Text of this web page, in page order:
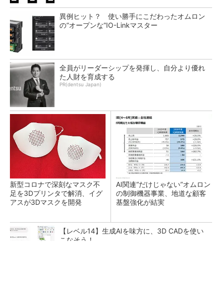
異例ヒット？ 使い勝手にこだわったオムロン
の“オープンな”IO-Linkマスター
全員がリーダーシップを発揮し、自分より優れ
た人財を育成する
PR(dentsu Japan)
新型コロナで深刻なマスク不
足を3Dプリンタで解消、イグ
アスが3Dマスクを開発
AI関連“だけじゃない”オムロン
の制御機器事業、地道な顧客
基盤強化が結実
【レベル14】生成AIを味方に、3D CADを使い
こなそう！